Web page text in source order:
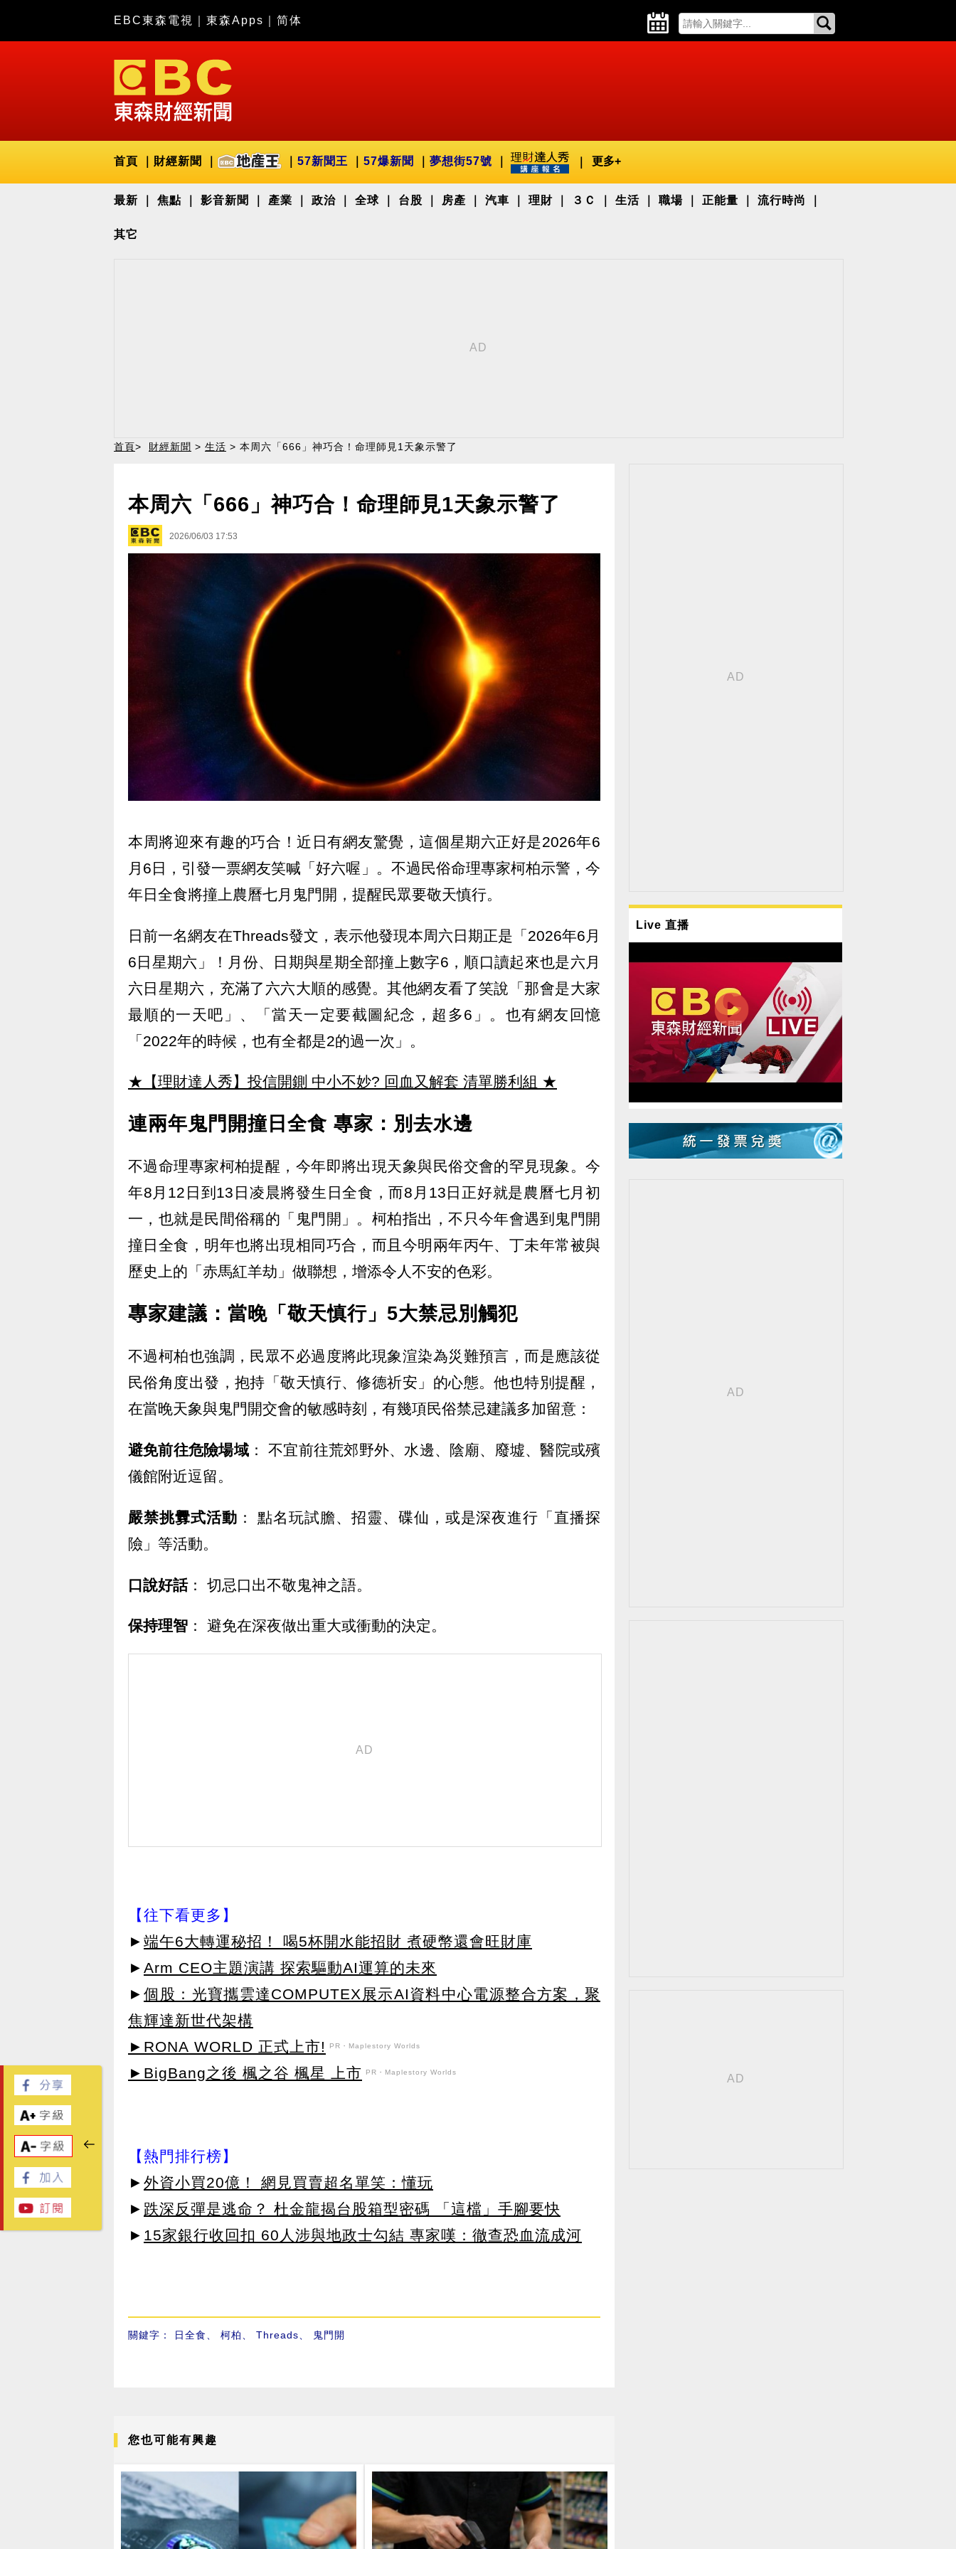
EBC東森電視 東森Apps 简体
首頁 財經新聞 57新聞王 57爆新聞 夢想街57號 更多+
最新 焦點 影音新聞 產業 政治 全球 台股 房產 汽車 理財 ３Ｃ 生活 職場 正能量 流行時尚
其它
首頁> 財經新聞 > 生活 > 本周六「666」神巧合！命理師見1天象示警了
本周六「666」神巧合！命理師見1天象示警了
2026/06/03 17:53
本周將迎來有趣的巧合！近日有網友驚覺，這個星期六正好是2026年6
月6日，引發一票網友笑喊「好六喔」。不過民俗命理專家柯柏示警，今
年日全食將撞上農曆七月鬼門開，提醒民眾要敬天慎行。
日前一名網友在Threads發文，表示他發現本周六日期正是「2026年6月
6日星期六」！月份、日期與星期全部撞上數字6，順口讀起來也是六月
六日星期六，充滿了六六大順的感覺。其他網友看了笑說「那會是大家
最順的一天吧」、「當天一定要截圖紀念，超多6」。也有網友回憶
「2022年的時候，也有全都是2的過一次」。
★【理財達人秀】投信開鍘 中小不妙? 回血又解套 清單勝利組 ★
連兩年鬼門開撞日全食 專家：別去水邊
不過命理專家柯柏提醒，今年即將出現天象與民俗交會的罕見現象。今
年8月12日到13日凌晨將發生日全食，而8月13日正好就是農曆七月初
一，也就是民間俗稱的「鬼門開」。柯柏指出，不只今年會遇到鬼門開
撞日全食，明年也將出現相同巧合，而且今明兩年丙午、丁未年常被與
歷史上的「赤馬紅羊劫」做聯想，增添令人不安的色彩。
專家建議：當晚「敬天慎行」5大禁忌別觸犯
不過柯柏也強調，民眾不必過度將此現象渲染為災難預言，而是應該從
民俗角度出發，抱持「敬天慎行、修德祈安」的心態。他也特別提醒，
在當晚天象與鬼門開交會的敏感時刻，有幾項民俗禁忌建議多加留意：
避免前往危險場域： 不宜前往荒郊野外、水邊、陰廟、廢墟、醫院或殯
儀館附近逗留。
嚴禁挑釁式活動 ： 點名玩試膽、招靈、碟仙，或是深夜進行「直播探
險」等活動。
口說好話： 切忌口出不敬鬼神之語。
保持理智 ： 避免在深夜做出重大或衝動的決定。
【往下看更多】
► 端午6大轉運秘招！ 喝5杯開水能招財 煮硬幣還會旺財庫
► Arm CEO主題演講 探索驅動AI運算的未來
► 個股：光寶攜雲達COMPUTEX展示AI資料中心電源整合方案，聚
焦輝達新世代架構
►RONA WORLD 正式上市!
PR・Maplestory Worlds
►BigBang之後 楓之谷 楓星 上市 PR・Maplestory Worlds
【熱門排行榜】
► 外資小買20億！ 網見買賣超名單笑：懂玩
► 跌深反彈是逃命？ 杜金龍揭台股箱型密碼 「這檔」手腳要快
► 15家銀行收回扣 60人涉與地政士勾結 專家嘆：徹查恐血流成河
關鍵字： 日全食、 柯柏、 Threads、 鬼門開
您也可能有興趣
Live 直播